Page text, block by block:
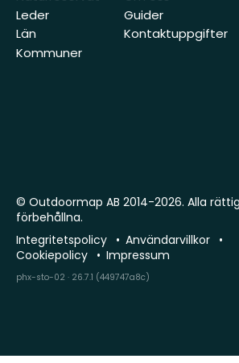
Leder
Län
Kommuner
Guider
Kontaktuppgifter
© Outdoormap AB 2014-2026. Alla
förbehållna.
Integritetspolicy
Användarvillkor
Cookiepolicy
Impressum
phx-sto-02 · 26.7.1 (449747a8c)